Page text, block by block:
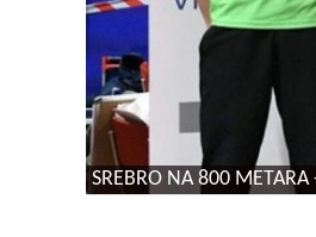
SREBRO NA 800